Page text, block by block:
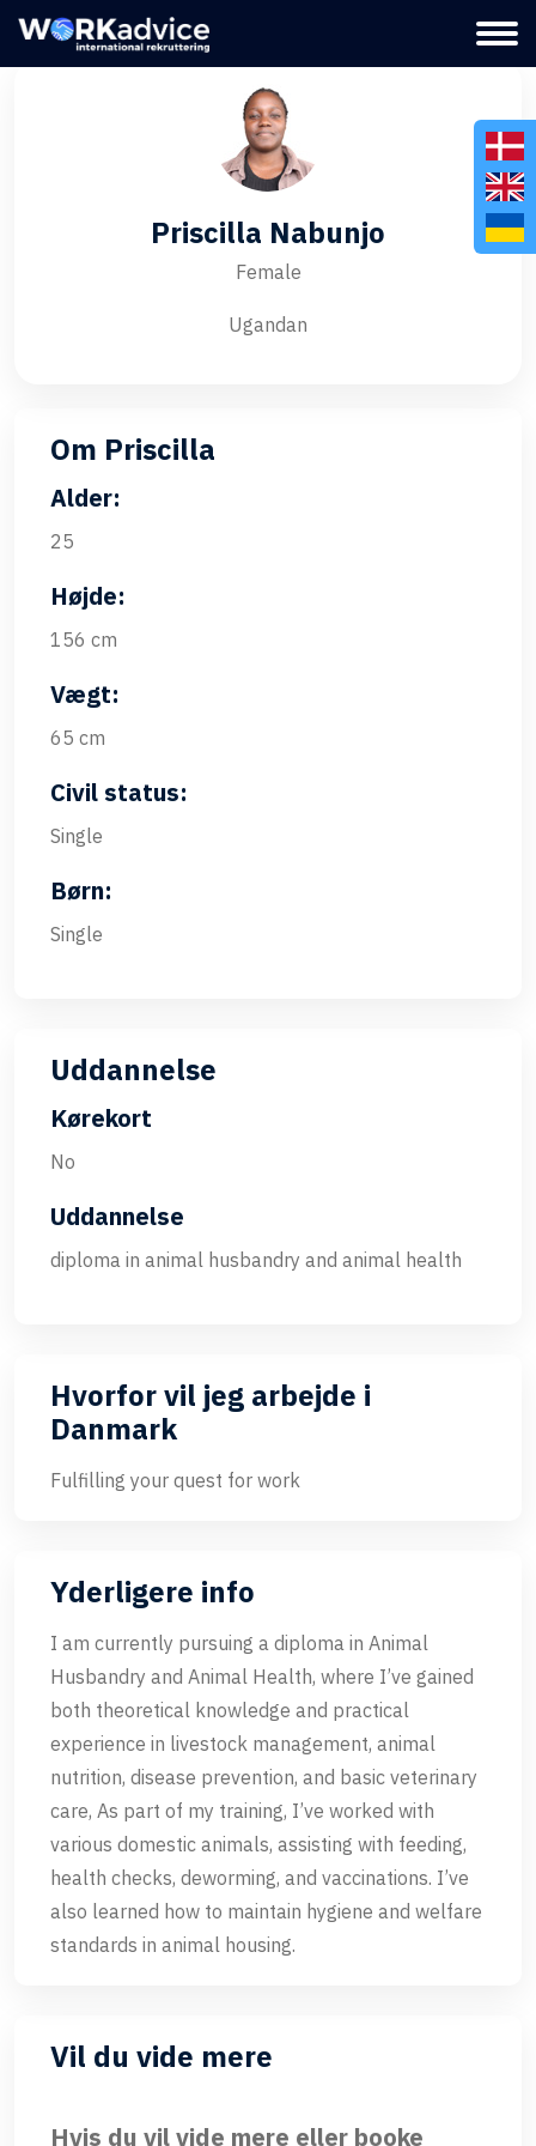
Priscilla Nabunjo
Female
Ugandan
Om Priscilla
Alder:
25
Højde:
156 cm
Vægt:
65 cm
Civil status:
Single
Børn:
Single
Uddannelse
Kørekort
No
Uddannelse
diploma in animal husbandry and animal health
Hvorfor vil jeg arbejde i
Danmark
Fulfilling your quest for work
Yderligere info
I am currently pursuing a diploma in Animal
Husbandry and Animal Health, where I’ve gained
both theoretical knowledge and practical
experience in livestock management, animal
nutrition, disease prevention, and basic veterinary
care, As part of my training, I’ve worked with
various domestic animals, assisting with feeding,
health checks, deworming, and vaccinations. I’ve
also learned how to maintain hygiene and welfare
standards in animal housing.
Vil du vide mere
Hvis du vil vide mere eller booke